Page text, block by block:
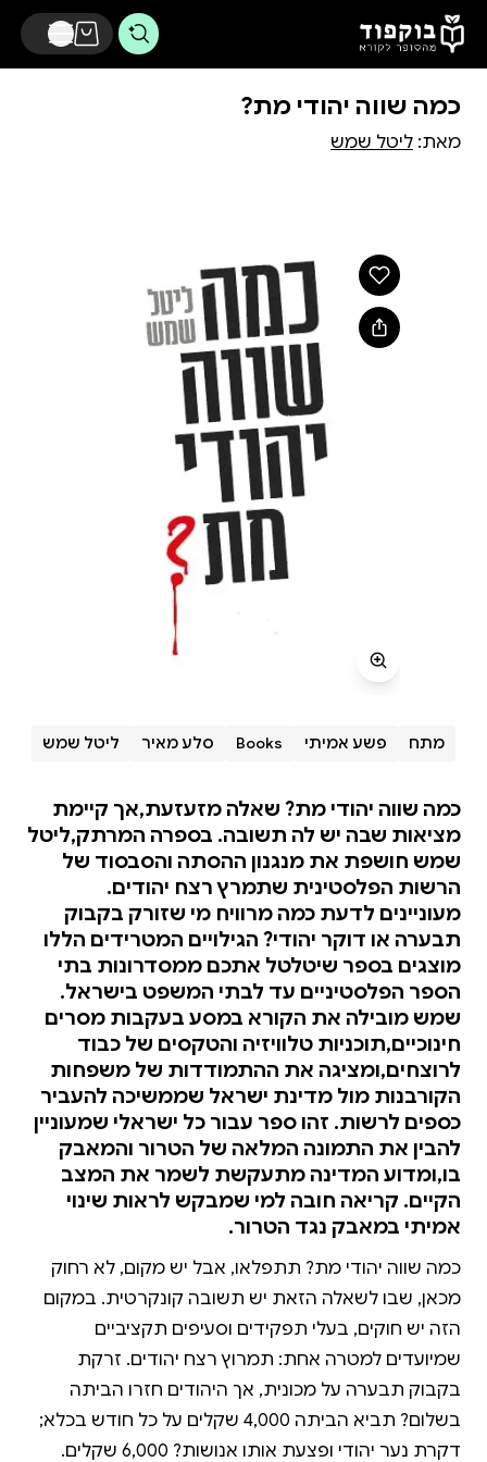
דלג לתוכן הראשי
כמה שווה יהודי מת?
מאת: ליטל שמש
מתח פשע אמיתי Books סלע מאיר ליטל שמש
כמה שווה יהודי מת? שאלה מזעזעת,אך קיימת
מציאות שבה יש לה תשובה. בספרה המרתק,ליטל
שמש חושפת את מנגנון ההסתה והסבסוד של
הרשות הפלסטינית שתמרץ רצח יהודים.
מעוניינים לדעת כמה מרוויח מי שזורק בקבוק
תבערה או דוקר יהודי? הגילויים המטרידים הללו
מוצגים בספר שיטלטל אתכם ממסדרונות בתי
הספר הפלסטיניים עד לבתי המשפט בישראל.
שמש מובילה את הקורא במסע בעקבות מסרים
חינוכיים,תוכניות טלוויזיה והטקסים של כבוד
לרוצחים,ומציגה את ההתמודדות של משפחות
הקורבנות מול מדינת ישראל שממשיכה להעביר
כספים לרשות. זהו ספר עבור כל ישראלי שמעוניין
להבין את התמונה המלאה של הטרור והמאבק
בו,ומדוע המדינה מתעקשת לשמר את המצב
הקיים. קריאה חובה למי שמבקש לראות שינוי
אמיתי במאבק נגד הטרור.
כמה שווה יהודי מת? תתפלאו, אבל יש מקום, לא רחוק
מכאן, שבו לשאלה הזאת יש תשובה קונקרטית. במקום
הזה יש חוקים, בעלי תפקידים וסעיפים תקציביים
שמיועדים למטרה אחת: תמרוץ רצח יהודים. זרקת
בקבוק תבערה על מכונית, אך היהודים חזרו הביתה
בשלום? תביא הביתה 4,000 שקלים על כל חודש בכלא;
דקרת נער יהודי ופצעת אותו אנושות? 6,000 שקלים.